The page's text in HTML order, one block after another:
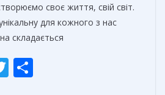
своє життя, свій світ.
для кожного з нас
складається
T